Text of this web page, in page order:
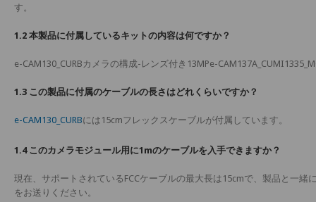
す。
1.2 本製品に付属しているキットの内容は何ですか？
e-CAM130_CURBカメラの構成-レンズ付き13MPe-
1.3 この製品に付属のケーブルの長さはどれくらいですか？
e-CAM130_CURBには15cmフレックスケーブルが付属しています。
1.4 このカメラモジュール用に1mのケーブルを入手できますか？
現在、サポートされているFCCケーブルの最大長は15cmで、製品と一
をお送りください。